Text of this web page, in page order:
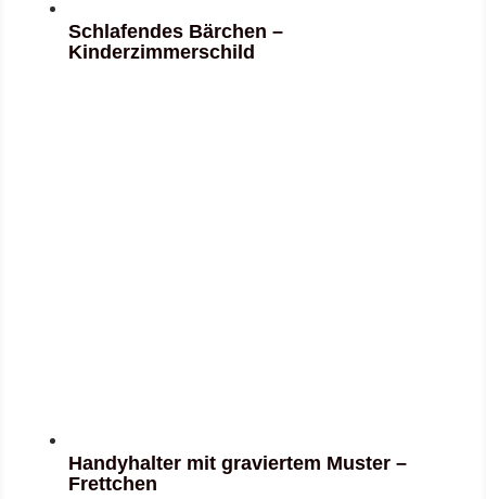
Schlafendes Bärchen –
Kinderzimmerschild
Handyhalter mit graviertem Muster –
Frettchen